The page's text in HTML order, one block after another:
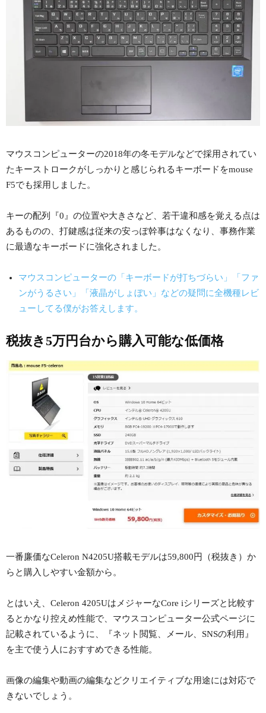
マウスコンピューターの2018年の冬モデルなどで採用されてい
たキーストロークがしっかりと感じられるキーボードをmouse
F5でも採用しました。
キーの配列『0』の位置や大きさなど、若干違和感を覚える点は
あるものの、打鍵感は従来の安っぽ幹事はなくなり、事務作業
に最適なキーボードに強化されました。
マウスコンピューターの「キーボードが打ちづらい」「ファ
ンがうるさい」「液晶がしょぼい」などの疑問に全機種レビ
ューしてる僕がお答えします。
税抜き5万円台から購入可能な低価格
一番廉価なCeleron N4205U搭載モデルは59,800円（税抜き）か
らと購入しやすい金額から。
とはいえ、Celeron 4205UはメジャーなCore iシリーズと比較す
るとかなり控えめ性能で、マウスコンピューター公式ページに
記載されているように、『ネット閲覧、メール、SNSの利用』
を主で使う人におすすめできる性能。
画像の編集や動画の編集などクリエイティブな用途には対応で
きないでしょう。